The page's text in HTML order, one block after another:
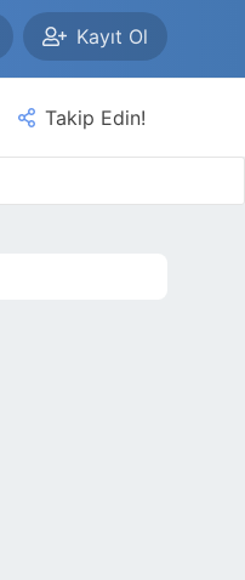
Kayıt Ol
Takip Edin!